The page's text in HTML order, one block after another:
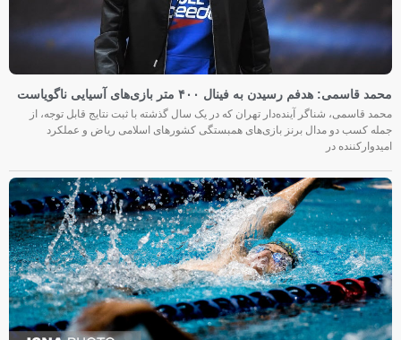
محمد قاسمی: هدفم رسیدن به فینال ۴۰۰ متر بازی‌های آسیایی ناگویاست
محمد قاسمی، شناگر آینده‌دار تهران که در یک سال گذشته با ثبت نتایج قابل توجه، از
جمله کسب دو مدال برنز بازی‌های همبستگی کشورهای اسلامی ریاض و عملکرد
امیدوارکننده در